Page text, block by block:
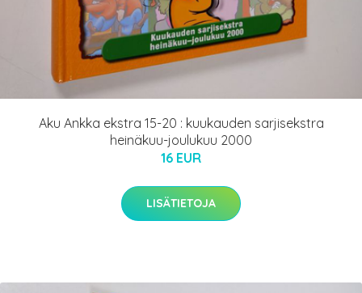
Aku Ankka ekstra 15-20 : kuukauden sarjisekstra
heinäkuu-joulukuu 2000
16 EUR
LISÄTIETOJA